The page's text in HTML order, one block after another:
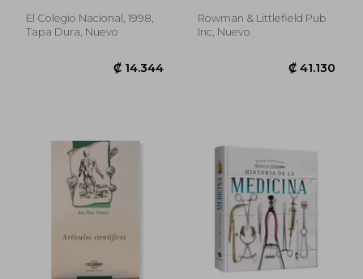
El Colegio Nacional, 1998,
Tapa Dura, Nuevo
Rowman & Littlefield Pub
Inc, Nuevo